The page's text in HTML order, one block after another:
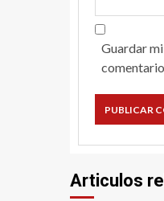
Guardar
Articulos